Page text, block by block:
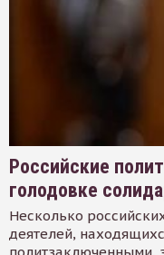
Российские
голодовке
Несколько
деятелей,